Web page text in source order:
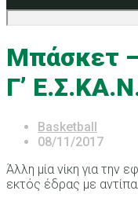
Μπάσκετ
Γ’
Basketball
08/11/2017
Άλλη μία νίκη για την
εκτός έδρας με